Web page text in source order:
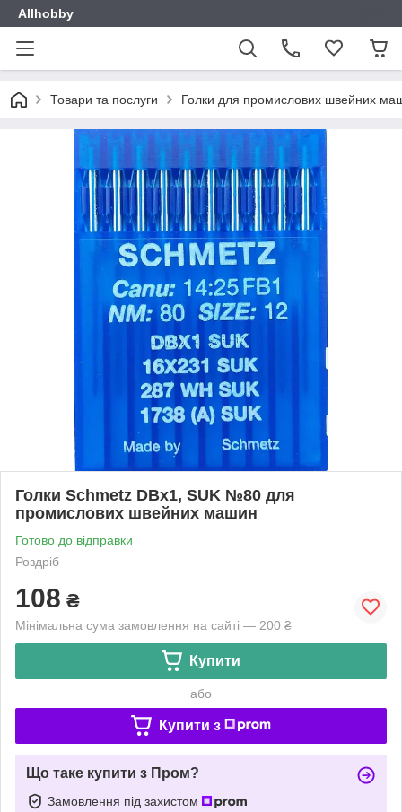
Allhobby
Товари та послуги Голки для промислових швейних
Голки Schmetz DBх1, SUK №80 для
промислових швейних машин
Готово до відправки
Роздріб
108 ₴
Мінімальна сума замовлення на сайті — 200 ₴
Купити
або
Купити з
Що таке купити з Пром?
Замовлення під захистом